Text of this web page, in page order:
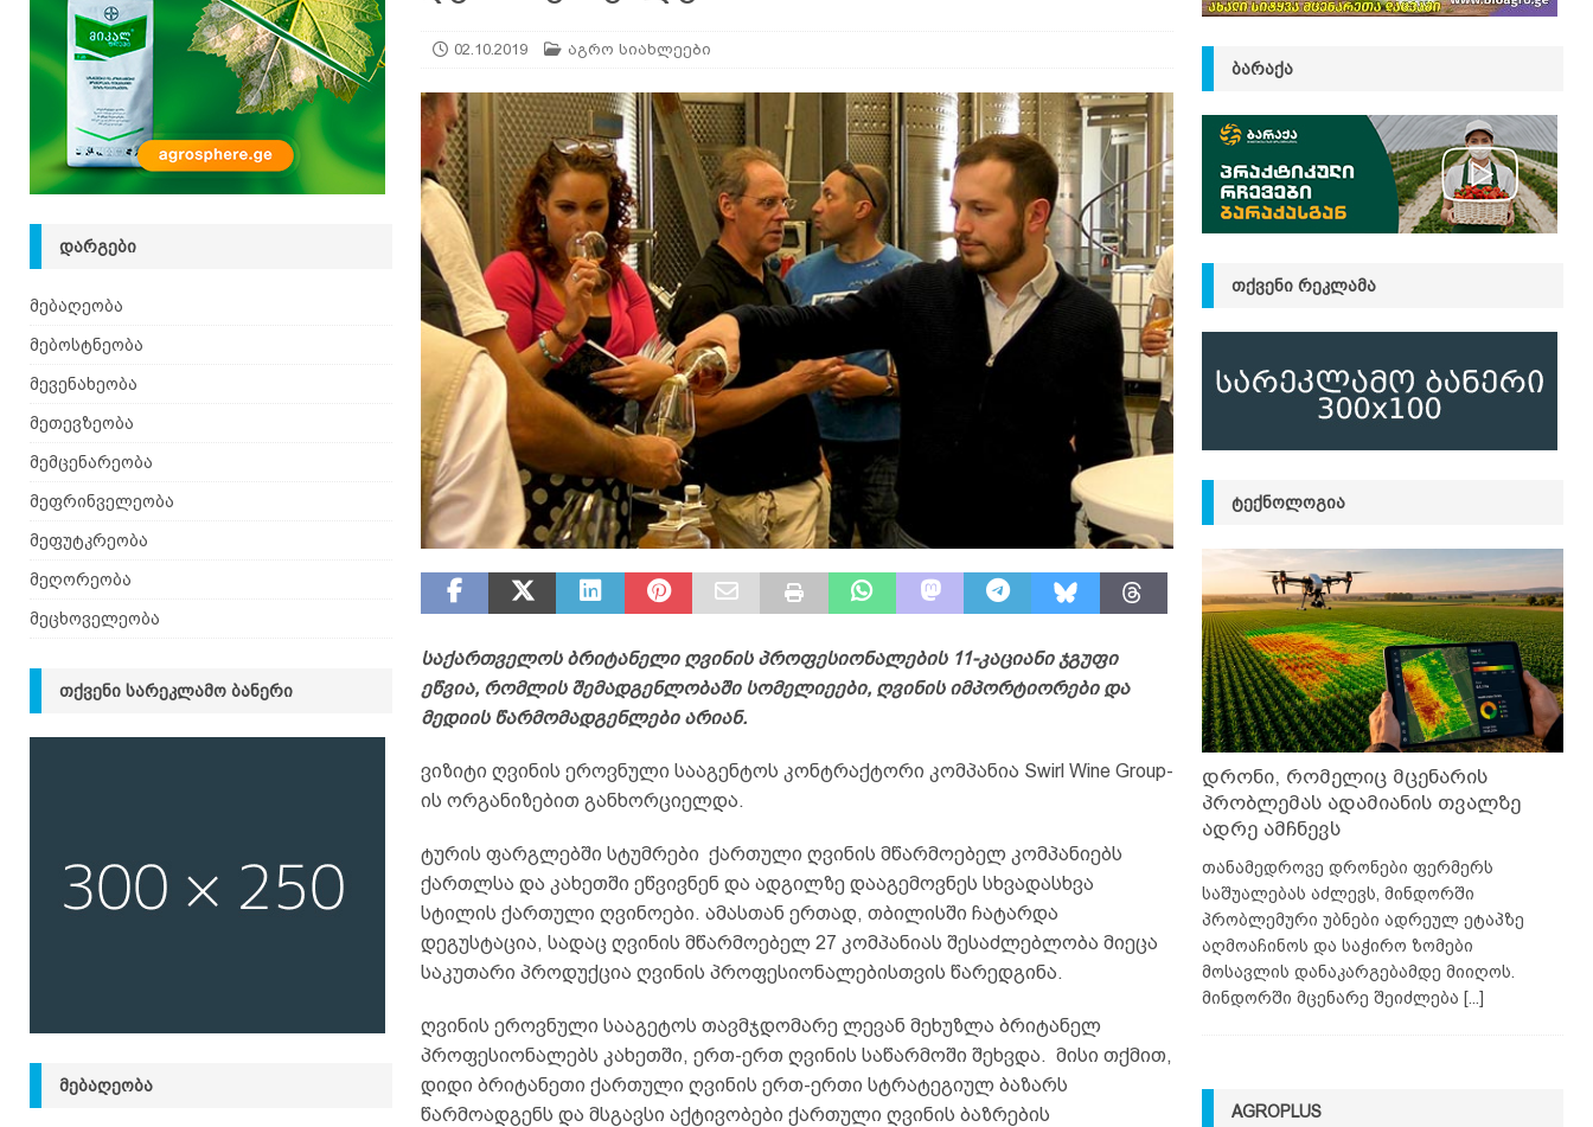
იზრდება ᲛᲔᲑᲝᲡᲢᲜᲔᲝᲑᲐ
[ 06.08.2026 ] მაჯაღვერი – დეკორატიული მცენარე AGROPLUS
02.10.2019 აგრო სიახლეები
საქართველოს ბრიტანელი ღვინის პროფესიონალების 11-კაციანი ჯგუფი
ეწვია, რომლის შემადგენლობაში სომელიეები, ღვინის იმპორტიორები და
მედიის წარმომადგენლები არიან.
ვიზიტი ღვინის ეროვნული სააგენტოს კონტრაქტორი კომპანია Swirl Wine Group-
ის ორგანიზებით განხორციელდა.
ტურის ფარგლებში სტუმრები ქართული ღვინის მწარმოებელ კომპანიებს
ქართლსა და კახეთში ეწვივნენ და ადგილზე დააგემოვნეს სხვადასხვა
სტილის ქართული ღვინოები. ამასთან ერთად, თბილისში ჩატარდა
დეგუსტაცია, სადაც ღვინის მწარმოებელ 27 კომპანიას შესაძლებლობა მიეცა
საკუთარი პროდუქცია ღვინის პროფესიონალებისთვის წარედგინა.
ღვინის ეროვნული სააგეტოს თავმჯდომარე ლევან მეხუზლა ბრიტანელ
პროფესიონალებს კახეთში, ერთ-ერთ ღვინის საწარმოში შეხვდა. მისი თქმით,
დიდი ბრიტანეთი ქართული ღვინის ერთ-ერთი სტრატეგიულ ბაზარს
წარმოადგენს და მსგავსი აქტივობები ქართული ღვინის ბაზრების
ᲓᲐᲠᲒᲔᲑᲘ
მებაღეობა
მებოსტნეობა
მევენახეობა
მეთევზეობა
მემცენარეობა
მეფრინველეობა
მეფუტკრეობა
მეღორეობა
მეცხოველეობა
ᲗᲥᲕᲔᲜᲘ ᲡᲐᲠᲔᲙᲚᲐᲛᲝ ᲑᲐᲜᲔᲠᲘ
ᲛᲔᲑᲐᲦᲔᲝᲑᲐ
ᲑᲐᲠᲐᲥᲐ
ᲗᲥᲕᲔᲜᲘ ᲠᲔᲙᲚᲐᲛᲐ
ᲢᲔᲥᲜᲝᲚᲝᲒᲘᲐ
დრონი, რომელიც მცენარის
პრობლემას ადამიანის თვალზე
ადრე ამჩნევს
თანამედროვე დრონები ფერმერს
საშუალებას აძლევს, მინდორში
პრობლემური უბნები ადრეულ ეტაპზე
აღმოაჩინოს და საჭირო ზომები
მოსავლის დანაკარგებამდე მიიღოს.
მინდორში მცენარე შეიძლება [...]
AGROPLUS